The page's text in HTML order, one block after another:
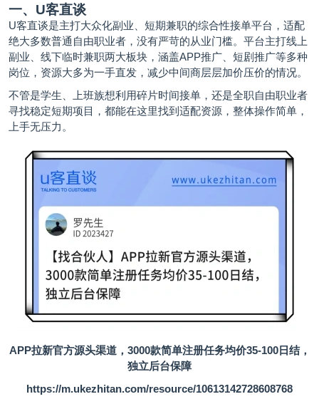
一、U客直谈
U客直谈是主打大众化副业、短期兼职的综合性接单平台，适配
绝大多数普通自由职业者，没有严苛的从业门槛。平台主打线上
副业、线下临时兼职两大板块，涵盖APP推广、短剧推广等多种
岗位，资源大多为一手直发，减少中间商层层加价压价的情况。
不管是学生、上班族想利用碎片时间接单，还是全职自由职业者
寻找稳定短期项目，都能在这里找到适配资源，整体操作简单，
上手无压力。
APP拉新官方源头渠道，3000款简单注册任务均价35-100日结，
独立后台保障
https://m.ukezhitan.com/resource/10613142728608768